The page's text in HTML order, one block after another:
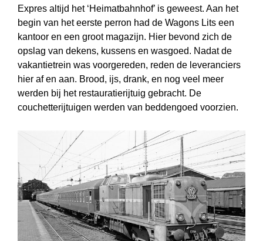
Expres altijd het ‘Heimatbahnhof’ is geweest. Aan het
begin van het eerste perron had de Wagons Lits een
kantoor en een groot magazijn. Hier bevond zich de
opslag van dekens, kussens en wasgoed. Nadat de
vakantietrein was voorgereden, reden de leveranciers
hier af en aan. Brood, ijs, drank, en nog veel meer
werden bij het restauratierijtuig gebracht. De
couchette­rijtuigen werden van beddengoed voorzien.